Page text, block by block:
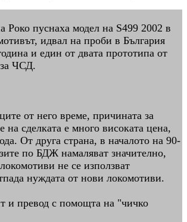
Роко пуснаха модел на S499 2002 в
идвал на проби в България
и един от двата прототипа от
ЧСД.
от него време, причината за
на сделката е много високата цена,
От друга страна, в началото на 90-
по БДЖ намаляват значително,
не се използват
нуждата от нови локомотиви.
и превод с помощта на "чичко